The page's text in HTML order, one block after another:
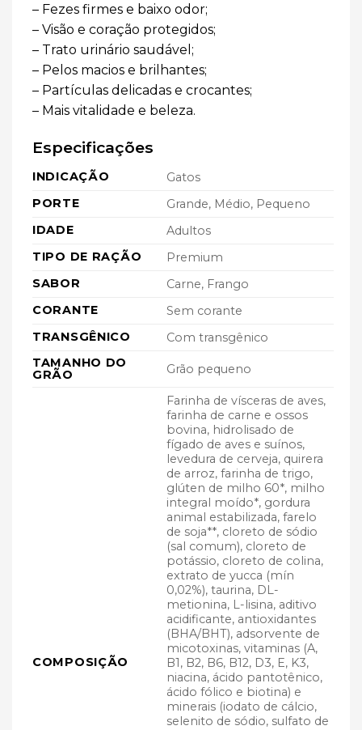
– Fezes firmes e baixo odor;
– Visão e coração protegidos;
– Trato urinário saudável;
– Pelos macios e brilhantes;
– Partículas delicadas e crocantes;
– Mais vitalidade e beleza.
Especificações
INDICAÇÃO
Gatos
PORTE
Grande, Médio, Pequeno
IDADE
Adultos
TIPO DE RAÇÃO
Premium
SABOR
Carne, Frango
CORANTE
Sem corante
TRANSGÊNICO
Com transgênico
TAMANHO DO
GRÃO
Grão pequeno
COMPOSIÇÃO
Farinha de vísceras de aves,
farinha de carne e ossos
bovina, hidrolisado de
fígado de aves e suínos,
levedura de cerveja, quirera
de arroz, farinha de trigo,
glúten de milho 60*, milho
integral moído*, gordura
animal estabilizada, farelo
de soja**, cloreto de sódio
(sal comum), cloreto de
potássio, cloreto de colina,
extrato de yucca (mín
0,02%), taurina, DL-
metionina, L-lisina, aditivo
acidificante, antioxidantes
(BHA/BHT), adsorvente de
micotoxinas, vitaminas (A,
B1, B2, B6, B12, D3, E, K3,
niacina, ácido pantotênico,
ácido fólico e biotina) e
minerais (iodato de cálcio,
selenito de sódio, sulfato de